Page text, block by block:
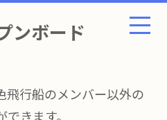
ンボード
飛行船のメンバー以外の
きます。